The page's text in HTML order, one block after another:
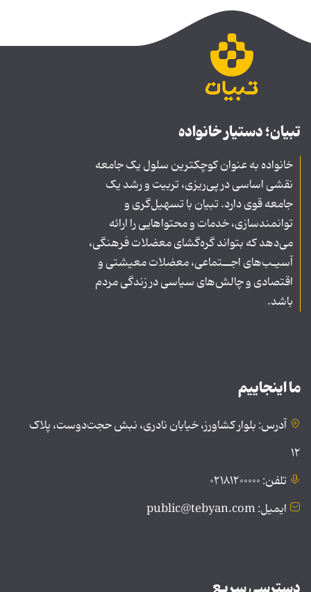
تبیان؛ دستیار خانواده
خانواده به عنوان کوچکترین سلول یک جامعه
نقشی اساسی در پی‌ریزی، تربیت و رشد یک
جامعه قوی دارد. تبیان با تسهیل‌گری و
توانمندسازی، خدمات و محتواهایی را ارائه
می‌دهد که بتواند گره‌گشای معضلات فرهنگی،
آسیـب‌های اجــتماعی، معضلات معیشتی و
اقتصادی و چالش‌های سیاسی در زندگی مردم
باشد.
ما اینجاییم
آدرس: بلوار کشاورز، خیابان نادری، نبش حجت‌دوست، پلاک
۱۲
تلفن: ۰۲۱۸۱۲۰۰۰۰۰
ایمیل: public@tebyan.com